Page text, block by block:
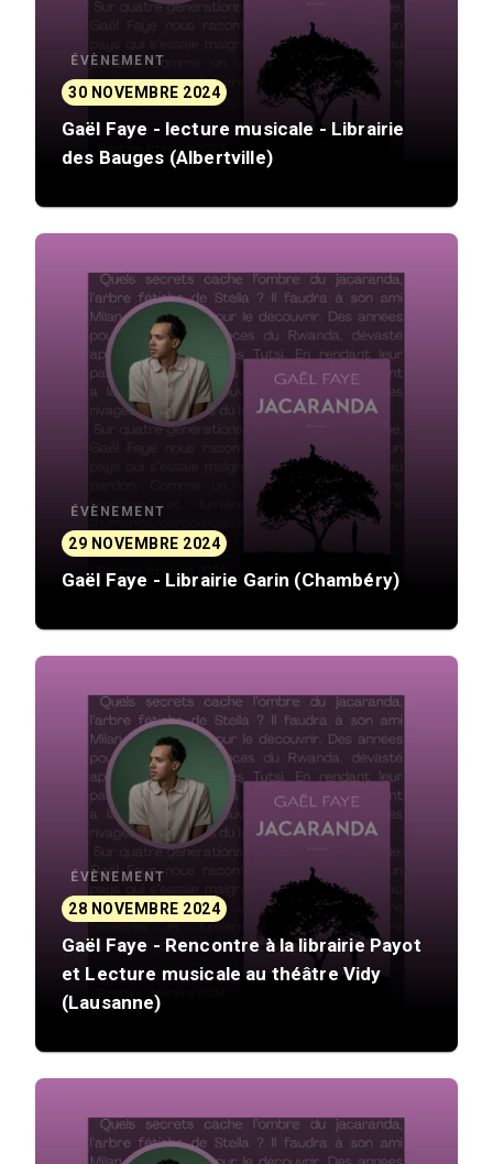
ÉVÈNEMENT
30 NOVEMBRE 2024
Gaël Faye - lecture musicale - Librairie
des Bauges (Albertville)
ÉVÈNEMENT
29 NOVEMBRE 2024
Gaël Faye - Librairie Garin (Chambéry)
ÉVÈNEMENT
28 NOVEMBRE 2024
Gaël Faye - Rencontre à la librairie Payot
et Lecture musicale au théâtre Vidy
(Lausanne)